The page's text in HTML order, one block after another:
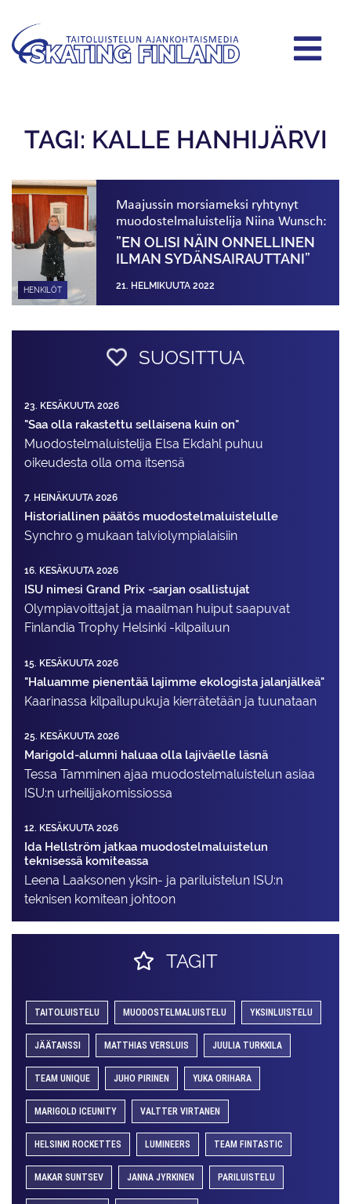
TAGI: KALLE HANHIJÄRVI
HENKILÖT
Maajussin morsiameksi ryhtynyt
muodostelmaluistelija Niina Wunsch:
”EN OLISI NÄIN ONNELLINEN
ILMAN SYDÄN­SAIRAUTTANI”
21. HELMIKUUTA 2022
SUOSITTUA
23. KESÄKUUTA 2026
"Saa olla rakastettu sellaisena kuin on"
Muodostelma­luistelija Elsa Ekdahl puhuu
oikeudesta olla oma itsensä
7. HEINÄKUUTA 2026
Historiallinen päätös muodostelmaluistelulle
Synchro 9 mukaan talviolympialaisiin
16. KESÄKUUTA 2026
ISU nimesi Grand Prix -sarjan osallistujat
Olympiavoittajat ja maailman huiput saapuvat
Finlandia Trophy Helsinki -kilpailuun
15. KESÄKUUTA 2026
"Haluamme pienentää lajimme ekologista jalanjälkeä"
Kaarinassa kilpailupukuja kierrätetään ja tuunataan
25. KESÄKUUTA 2026
Marigold-alumni haluaa olla lajiväelle läsnä
Tessa Tamminen ajaa muodostelma­luistelun asiaa
ISU:n urheilija­komissiossa
12. KESÄKUUTA 2026
Ida Hellström jatkaa muodostelmaluistelun
teknisessä komiteassa
Leena Laaksonen yksin- ja pariluistelun ISU:n
teknisen komitean johtoon
TAGIT
TAITOLUISTELU MUODOSTELMALUISTELU YKSINLUISTELU
JÄÄTANSSI MATTHIAS VERSLUIS JUULIA TURKKILA
TEAM UNIQUE JUHO PIRINEN YUKA ORIHARA
MARIGOLD ICEUNITY VALTTER VIRTANEN
HELSINKI ROCKETTES LUMINEERS TEAM FINTASTIC
MAKAR SUNTSEV JANNA JYRKINEN PARILUISTELU